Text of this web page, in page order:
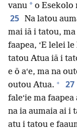
vanu * o Esekolo
25 Na latou
mai iā i tatou,
faapea, ‘E lelei
tatou Atua iā i
e ō aʻe, ma na
outou Atua. + 27
faleʻie ma faapea
na ia aumaia ai i
atu i tatou e